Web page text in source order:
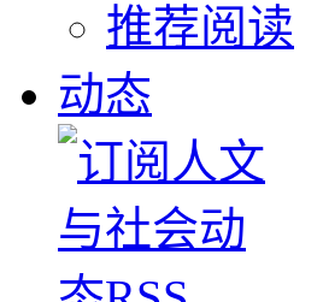
推荐阅读
动态